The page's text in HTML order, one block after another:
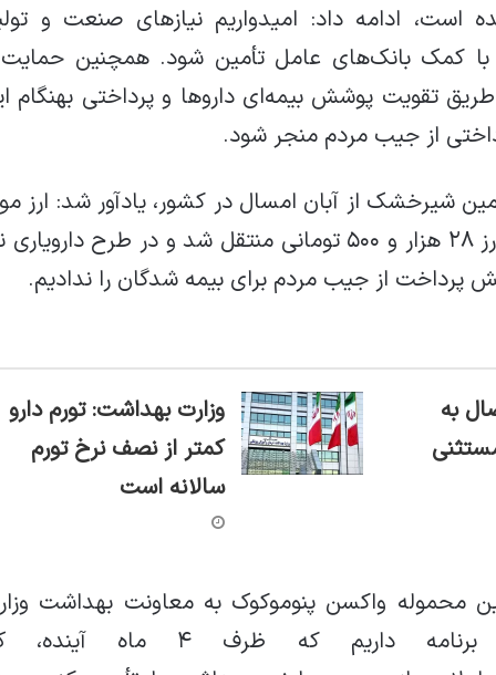
است، ادامه داد: امیدواریم نیازهای صنعت و
با کمک بانک‌های عامل تأمین شود. همچنین
تقویت پوشش بیمه‌ای داروها و پرداختی بهنگام
از جیب مردم منجر شود.
شیرخشک از آبان امسال در کشور، یادآور شد: ارز
نیاز شیرخشک به تالار اول و با ارز ۲۸ هزار و ۵۰۰ تومانی منتقل شد و در طرح
پرداخت از جیب مردم برای بیمه شدگان را ندادیم.
به
وزارت بهداشت: تورم دارو
کمتر از نصف نرخ تورم
سالانه است
محموله واکسن پنوموکوک به معاونت بهداشت
بهداشت، خاطرنشان کرد: برنامه داریم که ظرف ۴ ماه